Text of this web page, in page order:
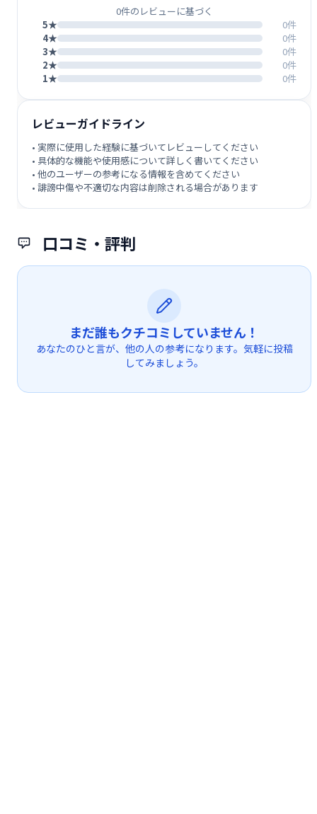
口コミ・評判
まだ誰もクチコミしていません！
あなたのひと言が、他の人の参考になります。気軽に投稿
してみましょう。
0件のレビューに基づく
5★
0件
4★
0件
3★
0件
2★
0件
1★
0件
レビューガイドライン
• 実際に使用した経験に基づいてレビューしてください
• 具体的な機能や使用感について詳しく書いてください
• 他のユーザーの参考になる情報を含めてください
• 誹謗中傷や不適切な内容は削除される場合があります